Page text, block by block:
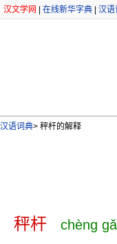
汉文学网 在线新华字典 汉语
汉语词典> 秤杆的解释
秤杆 chèng